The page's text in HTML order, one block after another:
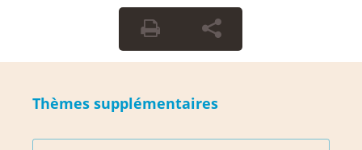
Thèmes supplémentaires